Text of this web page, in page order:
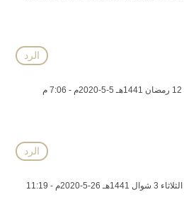
الرد
الرد
بتاريخ الثلاثاء 3 شوال 1441هـ 26-5-2020م - 11:19